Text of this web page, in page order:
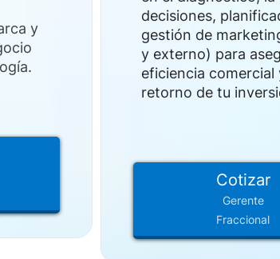
y
decisiones,
gestión de
y externo) para
eficiencia comercial
retorno de tu
Cotizar
Gerente
Fraccional